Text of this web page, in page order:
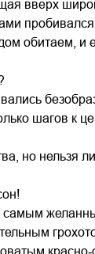
вверх
обитаем, и
шагов к
но нельзя
самым